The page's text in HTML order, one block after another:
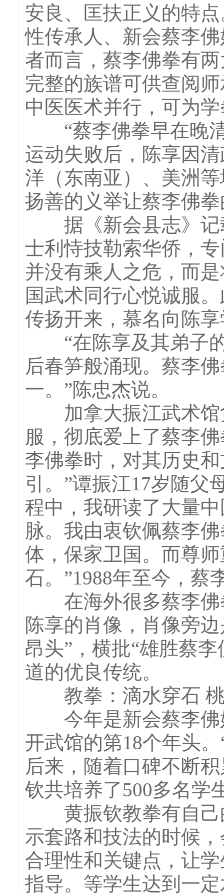
安良、匡扶正义的特
性传承人、新会蔡李
者而言，蔡李佛拳有
完整的族谱可供查阅
中医医术并行，可为
“蔡李佛拳早在晚清
运动失败后，陈享因
洋（东南亚）、美洲
扬善的义举让蔡李佛
据《新会县志》记
士利恃技勒索华侨，
并没有乘人之危，而
国武术同行心悦诚服
传扬开来，慕名向陈
“在陈享及其弟子的
后春笋般涌现。蔡李
一。”陈忠杰说。
加拿大振江武术馆
服，彻底爱上了蔡李
李佛拳时，对其历史
引。”谭振江17岁随父
程中，我研读了大量
脉。我由衷钦佩蔡李
体，保家卫国。而尊
石。”1988年至今，蔡
在海外很多蔡李佛
陈享的肖像，肖像旁
昂头”，横批“雄胜蔡
道的优良传统。
教拳：滴水穿石 桃
今年是新会蔡李佛
开武馆的第18个年头
后来，随着口碑不断
钦共培养了500多名学
黄振钦教拳有自己
示套路和技法的时候
合理性和关键点，让
指导。等学生达到一